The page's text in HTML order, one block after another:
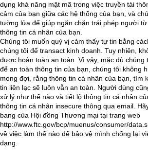
dụng khả năng mật mã trong việc truyền tài
cảm của bạn giữa các hệ thống của bạn, và
tường lửa để giúp ngăn chặn trái phép người
thông tin cá nhân của bạn.
Chúng tôi muốn quý vị cảm thấy tự tin bằng
chúng tôi để transact kinh doanh. Tuy nhiên,
được hoàn toàn an toàn. Vì vậy, mặc dù chúng
để an toàn thông tin của bạn, chúng tôi không
mong đợi, rằng thông tin cá nhân của bạn, tìm
tin liên lạc sẽ luôn vẫn an toàn. Người dùng
xử lý như thế nào và tiết lộ thông tin cá nhân
thông tin cá nhân insecure thông qua email.
bang của Hội đồng Thương mại tại trang web
http://www.ftc.gov/bcp/muenus/consumer/
về việc làm thế nào để bảo vệ mình chống lại
dạng.